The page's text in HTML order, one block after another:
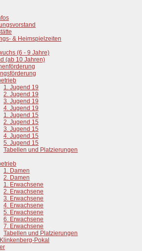
& Heimspielzeiten
(6 - 9 Jahre)
(ab 10 Jahren)
1. Jugend 19
2. Jugend 19
3. Jugend 19
4. Jugend 19
1. Jugend 15
2. Jugend 15
3. Jugend 15
4. Jugend 15
5. Jugend 15
Tabellen und Platzierungen
1. Damen
2. Damen
1. Erwachsene
2. Erwachsene
3. Erwachsene
4. Erwachsene
5. Erwachsene
6. Erwachsene
7. Erwachsene
Tabellen und Platzierungen
Pokal